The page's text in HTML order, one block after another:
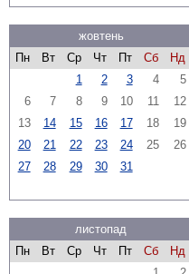
жовтень
Пн
Вт Ср Чт Пт Сб
Нд
1
2 3 4
5
6
7 8 9 10 11
12
13
14 15 16 17 18
19
20
21 22 23 24 25
26
27
28 29 30 31
листопад
Пн
Вт Ср Чт Пт Сб
Нд